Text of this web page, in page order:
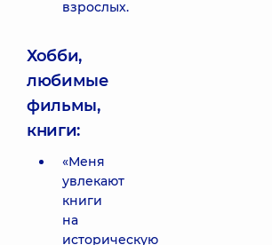
взрослых.
Хобби,
любимые
фильмы,
книги:
«Меня
увлекают
книги
на
историческую